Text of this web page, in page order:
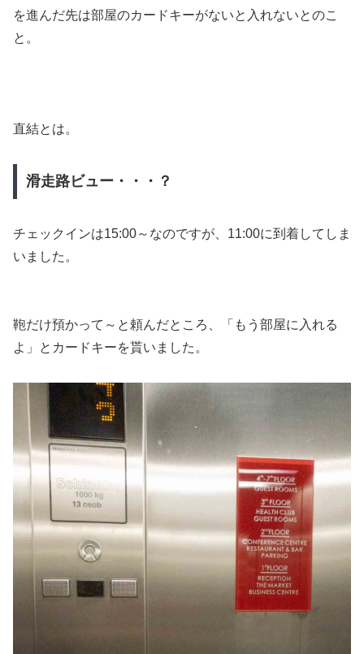
を進んだ先は部屋のカードキーがないと入れないとのこ
と。
直結とは。
滑走路ビュー・・・？
チェックインは15:00～なのですが、11:00に到着してしま
いました。
鞄だけ預かって～と頼んだところ、「もう部屋に入れる
よ」とカードキーを貰いました。